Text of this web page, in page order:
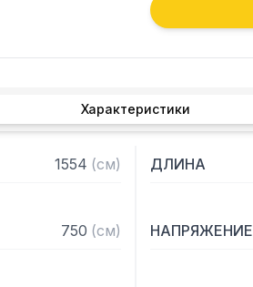
—
—
Характеристики
1554 (см) ДЛИНА
750 (см) НАПРЯЖЕНИЕ